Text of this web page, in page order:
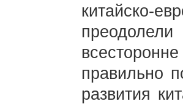
китайско-
правильно
развития